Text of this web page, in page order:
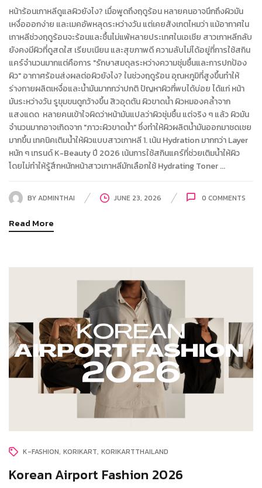
หน้าร้อนเกาหลีดูแลผิวยังไง? เมื่อพูดถึงฤดูร้อน หลายคนอาจนึกถึงผิวมัน
เหงื่อออกง่าย และเมคอัพหลุดระหว่างวัน แต่เคยสังเกตไหมว่า แม้อากาศใน
เกาหลีช่วงฤดูร้อนจะร้อนและชื้นไม่แพ้หลายประเทศในเอเชีย สาวเกาหลีกลับ
ยังคงมีผิวที่ดูสดใส เรียบเนียน และสุขภาพดี ความลับไม่ได้อยู่ที่การใช้สกิน
แคร์จำนวนมากแต่คือการ "รักษาสมดุลระหว่างความชุ่มชื้นและการปกป้อง
ผิว" อากาศร้อนส่งผลต่อผิวยังไง? ในช่วงฤดูร้อน อุณหภูมิที่สูงขึ้นทำให้
ร่างกายผลิตเหงื่อและน้ำมันมากกว่าปกติ ปัญหาผิวที่พบได้บ่อย ได้แก่ หน้า
มันระหว่างวัน รูขุมขนดูกว้างขึ้น สิวอุดตัน ผิวขาดน้ำ ผิวหมองคล้ำจาก
แสงแดด หลายคนเข้าใจผิดว่าหน้ามันแปลว่าผิวชุ่มชื้น แต่จริง ๆ แล้ว ผิวมัน
จำนวนมากอาจเกิดจาก "ภาวะผิวขาดน้ำ" ซึ่งทำให้ผิวผลิตน้ำมันออกมาชดเชย
มากขึ้น เทคนิคเติมน้ำให้ผิวแบบสาวเกาหลี 1. เน้น Hydration มากกว่า Layer
หนัก ๆ เทรนด์ K-Beauty ปี 2026 เน้นการใช้สกินแคร์ที่ช่วยเติมน้ำให้ผิว
โดยไม่ทำให้รู้สึกหนักหน้าสาวเกาหลีมักเลือกใช้ Hydrating Toner ...
BYADMINTHAI JUNE 23, 2026 0 COMMENTS
Read More
K-FASHION KORIKART KORIKARTTHAILAND
Korean Airport Fashion 2026